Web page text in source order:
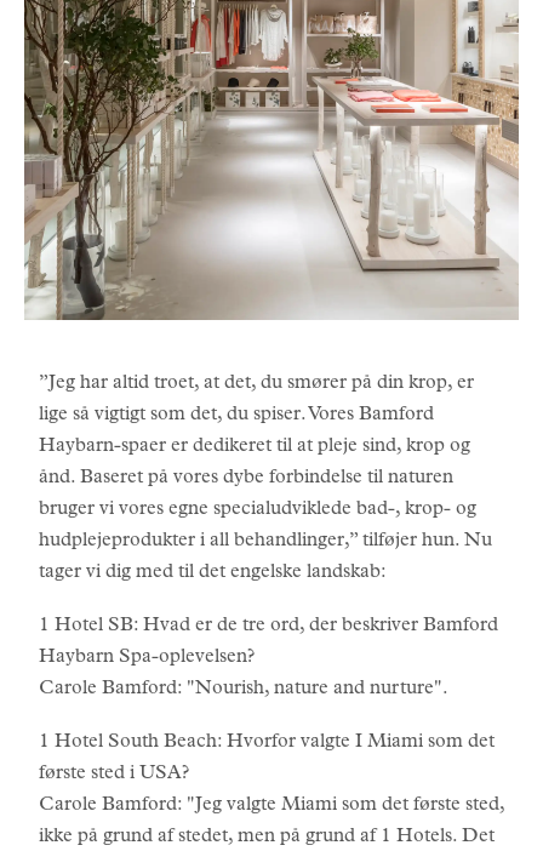
”Jeg har altid troet, at det, du smører på din krop, er
lige så vigtigt som det, du spiser. Vores Bamford
Haybarn-spaer er dedikeret til at pleje sind, krop og
ånd. Baseret på vores dybe forbindelse til naturen
bruger vi vores egne specialudviklede bad-, krop- og
hudplejeprodukter i all behandlinger,” tilføjer hun. Nu
tager vi dig med til det engelske landskab:
1 Hotel SB: Hvad er de tre ord, der beskriver Bamford
Haybarn Spa-oplevelsen?
Carole Bamford: "Nourish, nature and nurture".
1 Hotel South Beach: Hvorfor valgte I Miami som det
første sted i USA?
Carole Bamford: "Jeg valgte Miami som det første sted,
ikke på grund af stedet, men på grund af 1 Hotels. Det